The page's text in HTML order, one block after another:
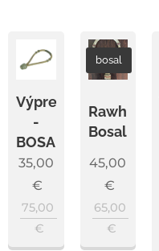
Výpredaj
-
BOSAL
35,00
€
75,00
€
Rawhide
Bosal
bosal
45,00
€
65,00
€